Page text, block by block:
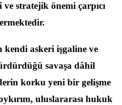
ve stratejik önemi çarpıcı
askeri işgaline ve
savaşa dâhil
korku yeni bir gelişme
uluslararası hukuk